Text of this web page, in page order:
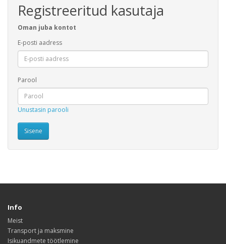
Registreeritud kasutaja
Oman juba kontot
E-posti aadress
Parool
Unustasin parooli
Info
Meist
Transport ja maksmine
Isikuandmete töötlemine